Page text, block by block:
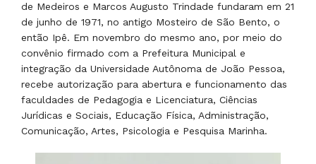
Paraibanos de Educação – IPE de Utilidade Pública. A
Lei foi publicada no Diário Oficial do Estado, em 10 de
julho de 1972. Mas o marco deste ano foi a realização
do primeiro vestibular do IPE, para o qual se
inscreveram mais de trezentos candidatos.
1972